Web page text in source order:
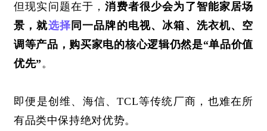
但现实问题在于，消费者很少会为了智能家居场
景，就选择 同一品牌的电视、冰箱、洗衣机、空
调等产品，购买家电的核心逻辑仍然是“单品价值
优先”。
即便是创维、海信、TCL等传统厂商，也难在所
有品类中保持绝对优势。